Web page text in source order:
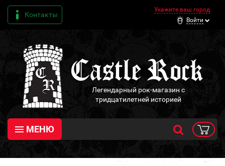
Контакты
Укажите ваш город
Войти
Легендарный рок-магазин с
тридцатилетней историей
МЕНЮ